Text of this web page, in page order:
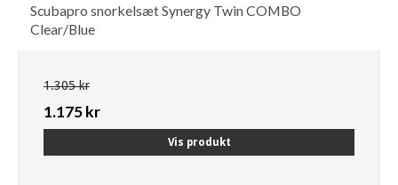
Scubapro snorkelsæt Synergy Twin COMBO
Clear/Blue
1.305 kr
1.175 kr
Vis produkt